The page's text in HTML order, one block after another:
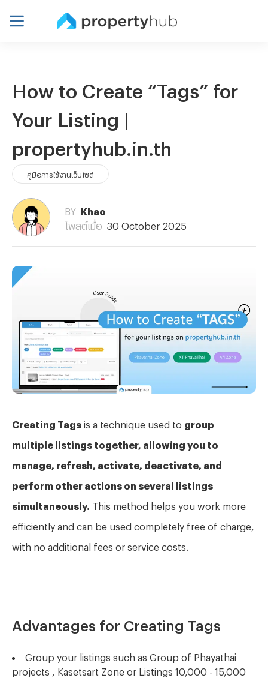
How to Create “Tags” for
Your Listing |
propertyhub.in.th
คู่มือการใช้งานเว็บไซต์
BY
Khao
โพสต์เมื่อ
30 October 2025
Creating Tags is a technique used to group
multiple listings together, allowing you to
manage, refresh, activate, deactivate, and
perform other actions on several listings
simultaneously. This method helps you work more
efficiently and can be used completely free of charge,
with no additional fees or service costs.
Advantages for Creating Tags
Group your listings such as Group of Phayathai
projects , Kasetsart Zone or Listings 10,000 - 15,000